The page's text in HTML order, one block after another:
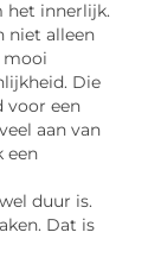
het innerlijk.
niet alleen
mooi
Die
voor een
aan van
een
duur is.
Dat is